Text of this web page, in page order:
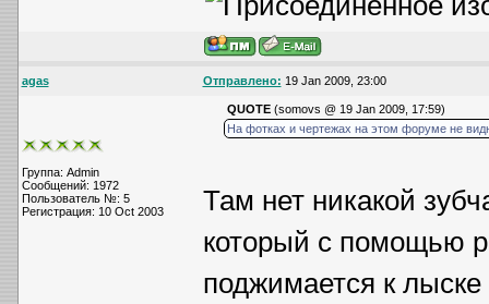
agas Отправлено: 19 Jan 2009, 23:00
Группа: Admin
Сообщений: 1972
Пользователь №: 5
Регистрация: 10 Oct 2003
QUOTE (somovs @ 19 Jan 2009, 17:59)
На фотках и чертежах на этом форуме не
Там нет никакой
который с помощью
поджимается к